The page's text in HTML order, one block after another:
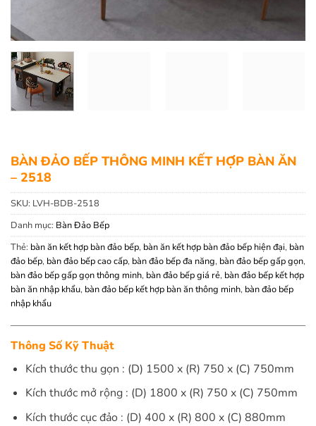
BÀN ĐẢO BẾP THÔNG MINH KẾT HỢP BÀN ĂN
– 2518
SKU: LVH-BDB-2518
Danh mục: Bàn Đảo Bếp
Thẻ: bàn ăn kết hợp bàn đảo bếp, bàn ăn kết hợp bàn đảo bếp hiện đại, bàn
đảo bếp, bàn đảo bếp cao cấp, bàn đảo bếp đa năng, bàn đảo bếp gấp gọn,
bàn đảo bếp gấp gọn thông minh, bàn đảo bếp giá rẻ, bàn đảo bếp kết hợp
bàn ăn nhập khẩu, bàn đảo bếp kết hợp bàn ăn thông minh, bàn đảo bếp
nhập khẩu
Thông Số Kỹ Thuật
Kích thước thu gọn : (D) 1500 x (R) 750 x (C) 750mm
Kích thước mở rộng : (D) 1800 x (R) 750 x (C) 750mm
Kích thước cục đảo : (D) 400 x (R) 800 x (C) 880mm